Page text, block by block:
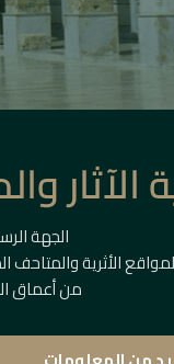
الآثار
الجهة
الأثرية
من أعماق